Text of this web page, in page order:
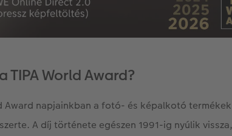
TIPA World Award?
Award napjainkban a fotó- és képalkotó
A díj története egészen 1991-ig nyúlik